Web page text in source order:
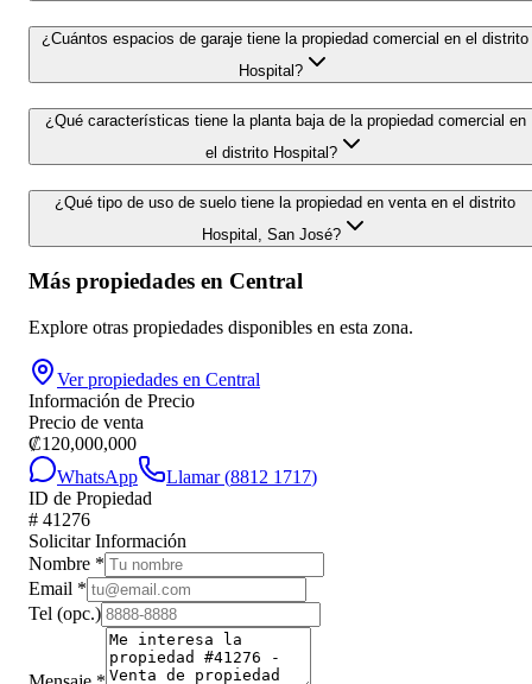
¿Cuántos espacios de garaje tiene la propiedad comercial en el distrito
Hospital?
¿Qué características tiene la planta baja de la propiedad comercial en
el distrito Hospital?
¿Qué tipo de uso de suelo tiene la propiedad en venta en el distrito
Hospital, San José?
Más propiedades en Central
Explore otras propiedades disponibles en esta zona.
Ver propiedades en Central
Información de Precio
Precio de venta
₡120,000,000
WhatsApp
Llamar (8812 1717)
ID de Propiedad
# 41276
Solicitar Información
Nombre *
Email *
Tel (opc.)